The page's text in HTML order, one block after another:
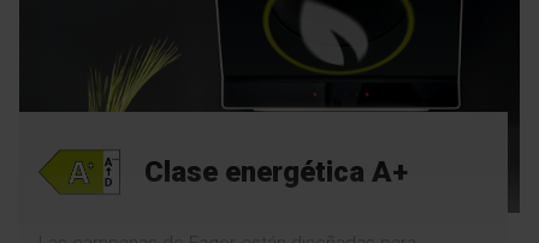
Clase energética A+